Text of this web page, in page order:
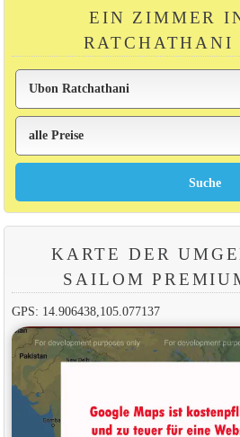
EIN ZIMMER
RATCHATHANI
KARTE DER
SAILOM
GPS: 14.906438,105.077137